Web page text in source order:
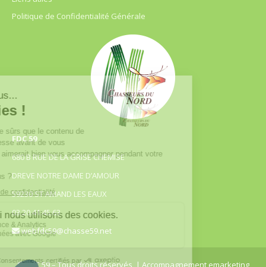
Politique de Confidentialité Générale
FDC 59
680 B RUE DE LA GRISE CHEMISE
DREVE NOTRE DAME D’AMOUR
59230 ST AMAND LES EAUX
03.20.41.45.63
webfdc59@chasse59.net
© FDC 59 – Tous droits réservés | Accompagnement emarketing